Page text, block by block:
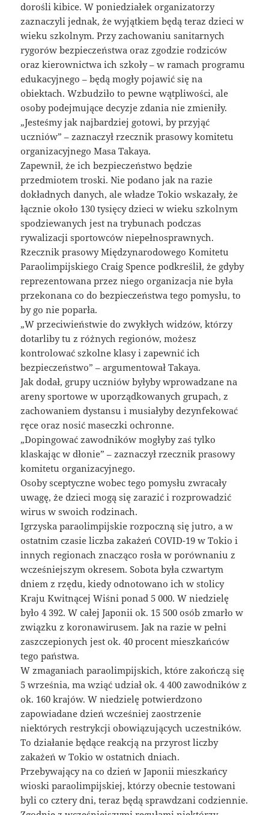
dorośli kibice. W poniedziałek organizatorzy
zaznaczyli jednak, że wyjątkiem będą teraz dzieci w
wieku szkolnym. Przy zachowaniu sanitarnych
rygorów bezpieczeństwa oraz zgodzie rodziców
oraz kierownictwa ich szkoły – w ramach programu
edukacyjnego – będą mogły pojawić się na
obiektach. Wzbudziło to pewne wątpliwości, ale
osoby podejmujące decyzje zdania nie zmieniły.
„Jesteśmy jak najbardziej gotowi, by przyjąć
uczniów” – zaznaczył rzecznik prasowy komitetu
organizacyjnego Masa Takaya.
Zapewnił, że ich bezpieczeństwo będzie
przedmiotem troski. Nie podano jak na razie
dokładnych danych, ale władze Tokio wskazały, że
łącznie około 130 tysięcy dzieci w wieku szkolnym
spodziewanych jest na trybunach podczas
rywalizacji sportowców niepełnosprawnych.
Rzecznik prasowy Międzynarodowego Komitetu
Paraolimpijskiego Craig Spence podkreślił, że gdyby
reprezentowana przez niego organizacja nie była
przekonana co do bezpieczeństwa tego pomysłu, to
by go nie poparła.
„W przeciwieństwie do zwykłych widzów, którzy
dotarliby tu z różnych regionów, możesz
kontrolować szkolne klasy i zapewnić ich
bezpieczeństwo” – argumentował Takaya.
Jak dodał, grupy uczniów byłyby wprowadzane na
areny sportowe w uporządkowanych grupach, z
zachowaniem dystansu i musiałyby dezynfekować
ręce oraz nosić maseczki ochronne.
„Dopingować zawodników mogłyby zaś tylko
klaskając w dłonie” – zaznaczył rzecznik prasowy
komitetu organizacyjnego.
Osoby sceptyczne wobec tego pomysłu zwracały
uwagę, że dzieci mogą się zarazić i rozprowadzić
wirus w swoich rodzinach.
Igrzyska paraolimpijskie rozpoczną się jutro, a w
ostatnim czasie liczba zakażeń COVID-19 w Tokio i
innych regionach znacząco rosła w porównaniu z
wcześniejszym okresem. Sobota była czwartym
dniem z rzędu, kiedy odnotowano ich w stolicy
Kraju Kwitnącej Wiśni ponad 5 000. W niedzielę
było 4 392. W całej Japonii ok. 15 500 osób zmarło w
związku z koronawirusem. Jak na razie w pełni
zaszczepionych jest ok. 40 procent mieszkańców
tego państwa.
W zmaganiach paraolimpijskich, które zakończą się
5 września, ma wziąć udział ok. 4 400 zawodników z
ok. 160 krajów. W niedzielę potwierdzono
zapowiadane dzień wcześniej zaostrzenie
niektórych restrykcji obowiązujących uczestników.
To działanie będące reakcją na przyrost liczby
zakażeń w Tokio w ostatnich dniach.
Przebywający na co dzień w Japonii mieszkańcy
wioski paraolimpijskiej, którzy obecnie testowani
byli co cztery dni, teraz będą sprawdzani codziennie.